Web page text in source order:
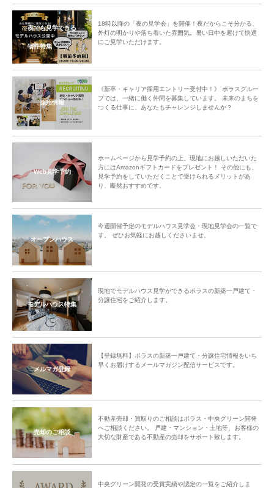
夜でも見学できる
物件特集
18時以降の「夜の見学会」を開催！夜だからこそ分かる、
外灯の明かりや落ち着いた雰囲気。暑い日中を避けて快適
にご見学いただけます。
採用情報
《新卒・キャリア採用エントリー受付中！》 ポラスグルー
プでは、一緒に働く仲間を募集しています。 未来のまちを
つくる仕事に、あなたもチャレンジしませんか？
Web見学予約
ホームページから見学予約の上、現地にお越しいただいた
方にはAmazonギフトカードをプレゼント！ その他にも、
見学予約をしていただくことで受けられるメリットがあ
り、断然おすすめです。
オープンハウス
今週開催予定のモデルハウス見学会・現地見学会の一覧で
す。 ぜひお気軽にお越しくださいませ。
モデルハウス特集
現地でモデルハウス見学ができるポラスの新築一戸建て・
分譲住宅をご紹介します。
メルマガ登録
【登録無料】ポラスの新築一戸建て・分譲住宅情報をいち
早くお届けするメールマガジン配信サービスです。
売却のご相談
不動産売却・買取りのご相談はポラス・中央グリーン開発
へご相談ください。 戸建・マンション・土地等、お客様の
大切な財産である不動産の売却をサポート致します。
中央グリーン開発の受賞実績や認定の一覧をご紹介しま